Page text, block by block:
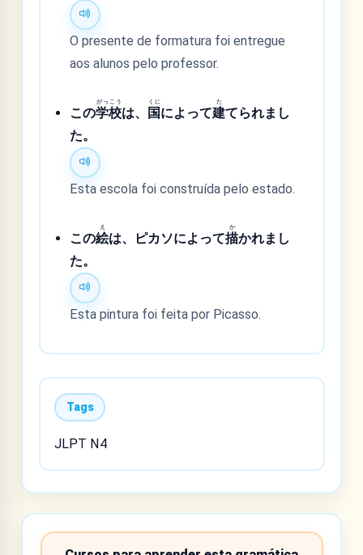
O presente de formatura foi entregue
aos alunos pelo professor.
この学
がっ
校
こう
は、 国
くに
によって建
た
てられまし
た。
Esta escola foi construída pelo estado.
この絵
え
は、ピカソによって描
か
かれまし
た。
Esta pintura foi feita por Picasso.
Tags
JLPT N4